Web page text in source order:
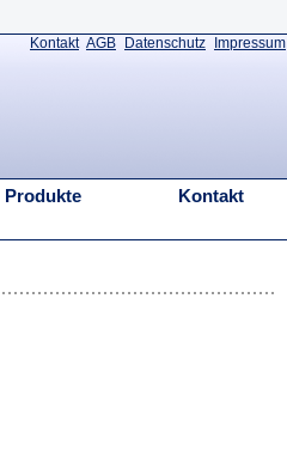
Kontakt AGB Datenschutz Impressum
Produkte Kontakt